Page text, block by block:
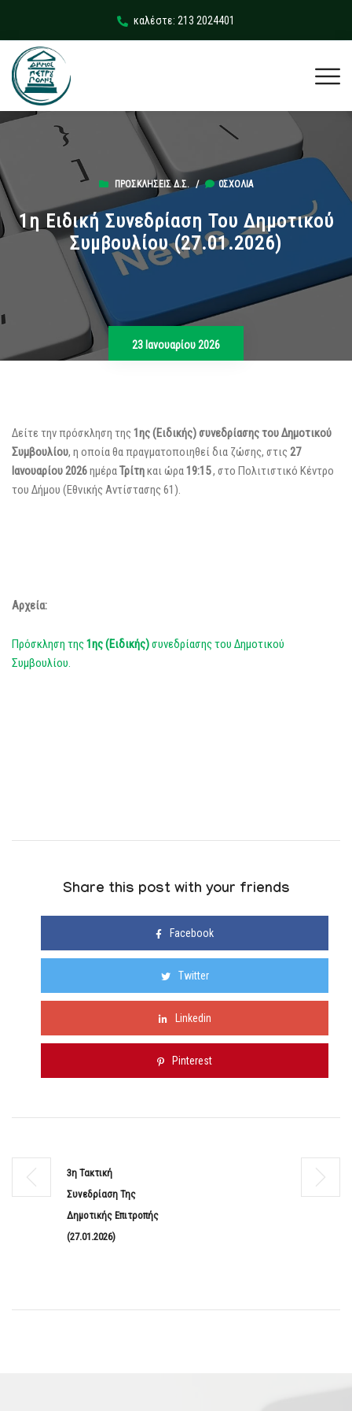
καλέστε: 213 2024401
ΠΡΟΣΚΛΉΣΕΙΣ Δ.Σ. / 0ΣΧΌΛΙΑ
1η Ειδική Συνεδρίαση Του Δημοτικού
Συμβουλίου (27.01.2026)
23 Ιανουαρίου 2026
Δείτε την πρόσκληση της 1ης (Ειδικής) συνεδρίασης του Δημοτικού
Συμβουλίου, η οποία θα πραγματοποιηθεί δια ζώσης, στις 27
Ιανουαρίου 2026ημέραΤρίτηκαι ώρα19:15, στο Πολιτιστικό Κέντρο
του Δήμου (Εθνικής Αντίστασης 61).
Αρχεία:
Πρόσκληση της1ης (Ειδικής)συνεδρίασης του Δημοτικού
Συμβουλίου.
Share this post with your friends
Facebook
Twitter
Linkedin
Pinterest
3η Τακτική
Συνεδρίαση Της
Δημοτικής Επιτροπής
(27.01.2026)